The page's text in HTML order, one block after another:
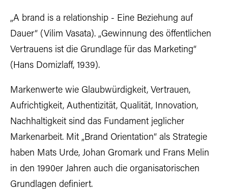
„A brand is a relationship - Eine Beziehung auf
Dauer“ (Vilim Vasata). „Gewinnung des öffentlichen
Vertrauens ist die Grundlage für das Marketing“
(Hans Domizlaff, 1939).
Markenwerte wie Glaubwürdigkeit, Vertrauen,
Aufrichtigkeit, Authentizität, Qualität, Innovation,
Nachhaltigkeit sind das Fundament jeglicher
Markenarbeit. Mit „Brand Orientation“ als Strategie
haben Mats Urde, Johan Gromark und Frans Melin
in den 1990er Jahren auch die organisatorischen
Grundlagen definiert.